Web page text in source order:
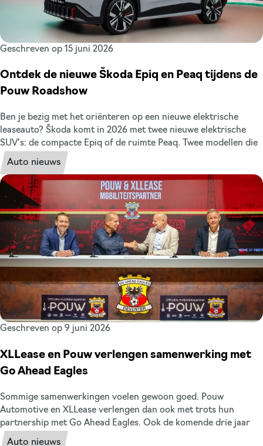
Geschreven op 15 juni 2026
Ontdek de nieuwe Škoda Epiq en Peaq tijdens de
Pouw Roadshow
Ben je bezig met het oriënteren op een nieuwe elektrische
leaseauto? Škoda komt in 2026 met twee nieuwe elektrische
SUV’s: de compacte Epiq of de ruimte Peaq. Twee modellen die
binnen de zakelijke lease veel leaserijders gaat aanspreken. De
Škoda Epiq en de Škoda Peaq zijn in juni en juli exclusief te
bekijken bij Pouw tijdens de roadshows, nog voordat ze officieel
in de showroom staan. Weten of het model wat voor jou is?
Meld je aan en kom de modellen in het echt bewonderen!
Auto nieuws
Geschreven op 9 juni 2026
XLLease en Pouw verlengen samenwerking met
Go Ahead Eagles
Sommige samenwerkingen voelen gewoon goed. Pouw
Automotive en XLLease verlengen dan ook met trots hun
partnership met Go Ahead Eagles. Ook de komende drie jaar
zijn wij samen met Pouw officieel mobiliteitspartner van de club
Auto nieuws